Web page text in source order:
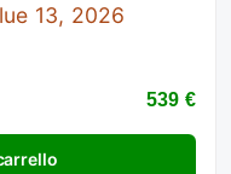
13, 2026
539 €